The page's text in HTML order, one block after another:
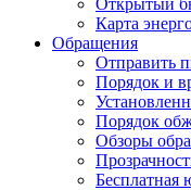
Открытый
Карта
Обращения
Отправить
Порядок и
Порядок
Обзоры
Бесплатная